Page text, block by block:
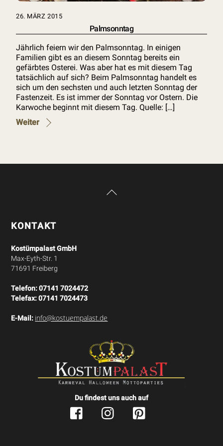
26. MÄRZ 2015
Palmsonntag
Jährlich feiern wir den Palmsonntag. In einigen
Familien gibt es an diesem Sonntag bereits ein
gefärbtes Osterei. Was aber hat es mit diesem Tag
tatsächlich auf sich? Beim Palmsonntag handelt es
sich um den sechsten und auch letzten Sonntag der
Fastenzeit. Es ist immer der Sonntag vor Ostern. Die
Karwoche beginnt mit diesem Tag. Quelle: […]
Weiter
Back
KONTAKT
Kostümpalast GmbH
Max-Eyth-Str. 1
71691 Freiberg
Telefon:07141 7024472
Telefax:07141 7024473
E-Mail: info@kostuempalast.de
Du findest uns auch auf